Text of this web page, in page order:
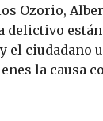
Ozorio,
delictivo
el ciudadano
la causa